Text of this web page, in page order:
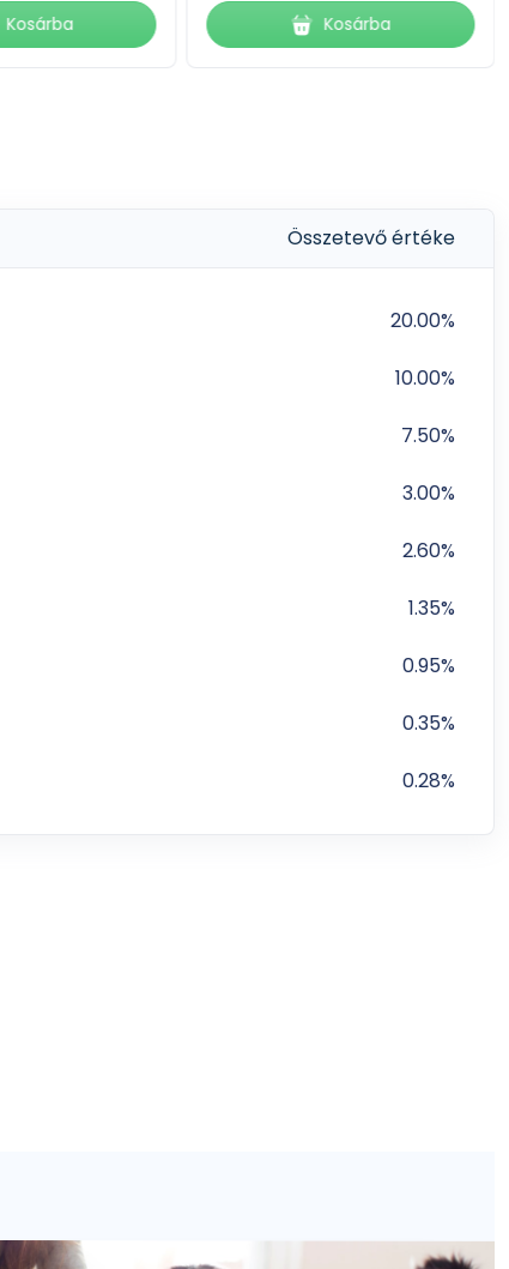
Kosárba
Kosárba
Összetevő értéke
20.00%
10.00%
7.50%
3.00%
2.60%
1.35%
0.95%
0.35%
0.28%